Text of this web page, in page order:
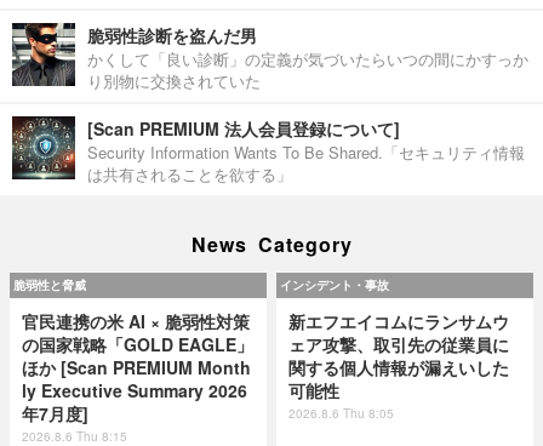
脆弱性診断を盗んだ男
かくして「良い診断」の定義が気づいたらいつの間にかすっか
り別物に交換されていた
[Scan PREMIUM 法人会員登録について]
Security Information Wants To Be Shared.「セキュリティ情報
は共有されることを欲する」
News Category
脆弱性と脅威
官民連携の米 AI × 脆弱性対策
の国家戦略「GOLD EAGLE」
ほか [Scan PREMIUM Month
ly Executive Summary 2026
年7月度]
2026.8.6 Thu 8:15
インシデント・事故
新エフエイコムにランサムウ
ェア攻撃、取引先の従業員に
関する個人情報が漏えいした
可能性
2026.8.6 Thu 8:05